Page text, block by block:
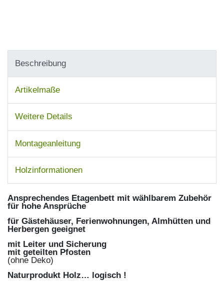
Beschreibung
Artikelmaße
Weitere Details
Montageanleitung
Holzinformationen
Ansprechendes Etagenbett mit wählbarem Zubehör
für hohe Ansprüche
für Gästehäuser, Ferienwohnungen, Almhütten und
Herbergen geeignet
mit Leiter und Sicherung
mit geteilten Pfosten
(ohne Deko)
Naturprodukt Holz… logisch !